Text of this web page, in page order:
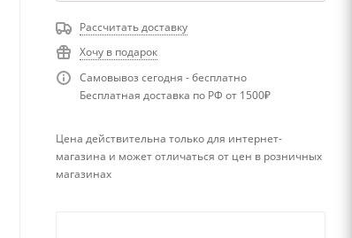
Рассчитать доставку
Хочу в подарок
Самовывоз сегодня - бесплатно
Бесплатная доставка по РФ от 1500₽
Цена действительна только для интернет-
магазина и может отличаться от цен в розничных
магазинах